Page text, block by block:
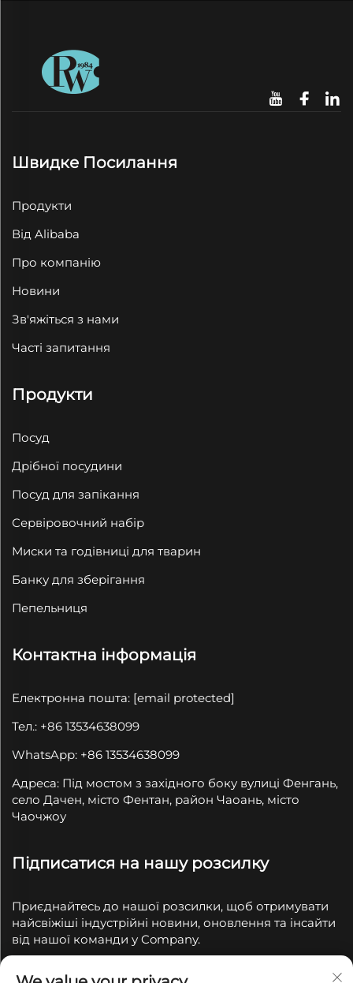
Швидке Посилання
Продукти
Від Alibaba
Про компанію
Новини
Зв'яжіться з нами
Часті запитання
Продукти
Посуд
Дрібної посудини
Посуд для запікання
Сервіровочний набір
Миски та годівниці для тварин
Банку для зберігання
Пепельниця
Контактна інформація
Електронна пошта: [email protected]
Тел.: +86 13534638099
WhatsApp: +86 13534638099
Адреса: Під мостом з західного боку вулиці Фенгань,
село Дачен, місто Фентан, район Чаоань, місто
Чаочжоу
Підписатися на нашу розсилку
Приєднайтесь до нашої розсилки, щоб отримувати
найсвіжіші індустрійні новини, оновлення та інсайти
від нашої команди у Company.